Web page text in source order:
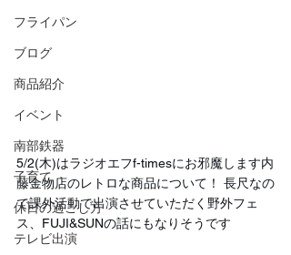
フライパン
ブログ
商品紹介
イベント
南部鉄器
子育て
休日の過ごし方
テレビ出演
5/2(木)はラジオエフf-timesにお邪魔します内
藤金物店のレトロな商品について！ 長尺なの
で課外活動で出演させていただく野外フェ
ス、FUJI&SUNの話にもなりそうです